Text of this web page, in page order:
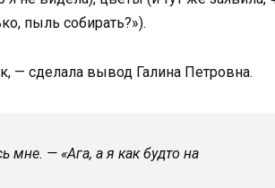
пыль собирать?»).
— сделала вывод Галина Петровна.
мне. — «Ага, а я как будто на